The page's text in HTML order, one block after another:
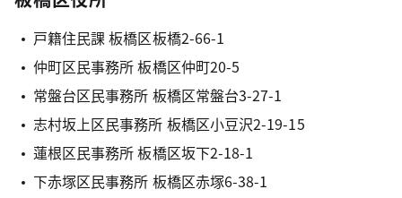
戸籍住民課 板橋区板橋2-66-1
仲町区民事務所 板橋区仲町20-5
常盤台区民事務所 板橋区常盤台3-27-1
志村坂上区民事務所 板橋区小豆沢2-19-15
蓮根区民事務所 板橋区坂下2-18-1
下赤塚区民事務所 板橋区赤塚6-38-1